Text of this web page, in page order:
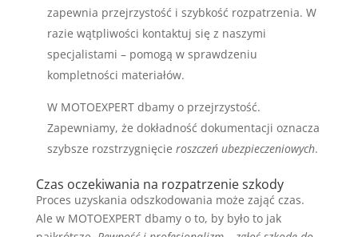
zapewnia przejrzystość i szybkość rozpatrzenia. W
razie wątpliwości kontaktuj się z naszymi
specjalistami – pomogą w sprawdzeniu
kompletności materiałów.
W MOTOEXPERT dbamy o przejrzystość.
Zapewniamy, że dokładność dokumentacji oznacza
szybsze rozstrzygnięcie roszczeń ubezpieczeniowych.
Czas oczekiwania na rozpatrzenie szkody
Proces uzyskania odszkodowania może zająć czas.
Ale w MOTOEXPERT dbamy o to, by było to jak